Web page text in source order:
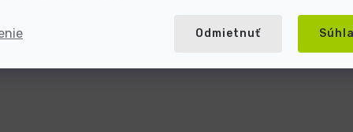
Odmietnuť